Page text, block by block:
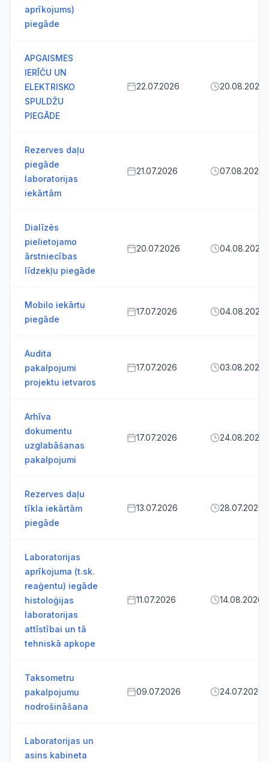
aprīkojums)
piegāde
APGAISMES
IERĪČU UN
ELEKTRISKO
SPULDŽU
PIEGĀDE
22.07.2026 20.08.2026
Rezerves daļu
piegāde
laboratorijas
iekārtām
21.07.2026 07.08.2026
Dialīzēs
pielietojamo
ārstniecības
līdzekļu piegāde
20.07.2026 04.08.2026
Mobilo iekārtu
piegāde
17.07.2026 04.08.2026
Audita
pakalpojumi
projektu ietvaros
17.07.2026 03.08.2026
Arhīva
dokumentu
uzglabāšanas
pakalpojumi
17.07.2026 24.08.2026
Rezerves daļu
tīkla iekārtām
piegāde
13.07.2026 28.07.2026
Laboratorijas
aprīkojuma (t.sk.
reaģentu) iegāde
histoloģijas
laboratorijas
attīstībai un tā
tehniskā apkope
11.07.2026 14.08.2026
Taksometru
pakalpojumu
nodrošināšana
09.07.2026 24.07.2026
Laboratorijas un
asins kabineta